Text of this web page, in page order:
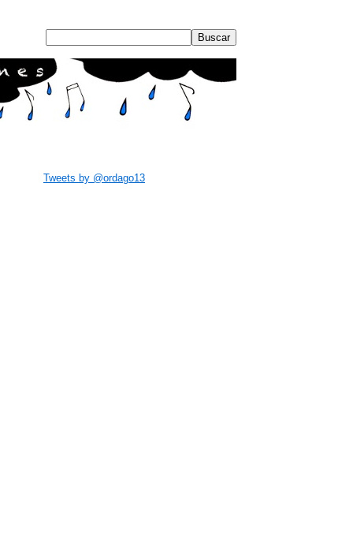
Tweets by @ordago13